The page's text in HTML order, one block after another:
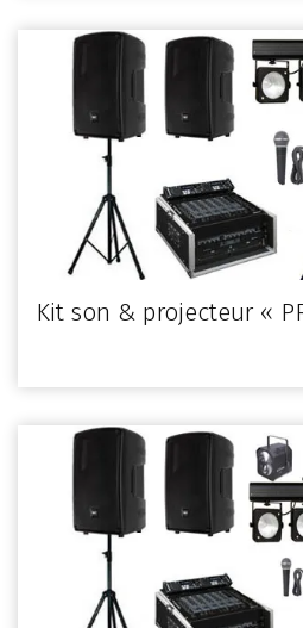
Kit son & projecteur «